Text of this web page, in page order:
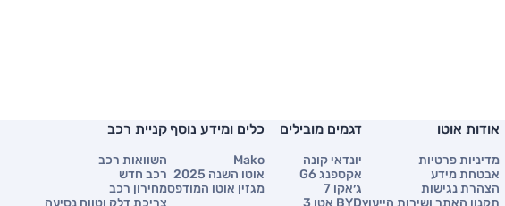
אודות אוטו
מדיניות פרטיות
אבטחת מידע
הצהרת נגישות
תקנון האתר ושירות הייעוץ
דגמים מובילים
יונדאי קונה
אקספנג G6
ג׳אקו 7
BYD אטו 3
כלים ומידע נוסף
Mako
אוטו השנה 2025
מגזין אוטו המודפס
קניית רכב
השוואות רכב
רכב חדש
מחירון רכב
צריכת דלק וטווח נסיעה